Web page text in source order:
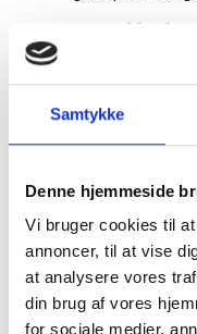
Samtykke
Denne hjemmeside
Vi bruger cookies til
annoncer, til at vise
at analysere vores
din brug af vores
for sociale medier,
ekstra
Vi tilbyder
boxrammer.
kan du tilvælge
Se
af